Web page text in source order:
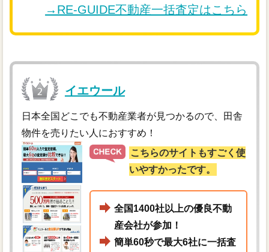
→RE-GUIDE不動産一括査定はこちら
イエウール
日本全国どこでも不動産業者が見つかるので、田舎
物件を売りたい人におすすめ！
こちらのサイトもすごく使
いやすかったです。
全国1400社以上の優良不動
産会社が参加！
簡単60秒で最大6社に一括査